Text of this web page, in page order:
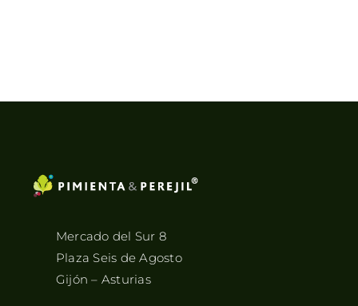
Mercado del Sur 8
Plaza Seis de Agosto
Gijón – Asturias